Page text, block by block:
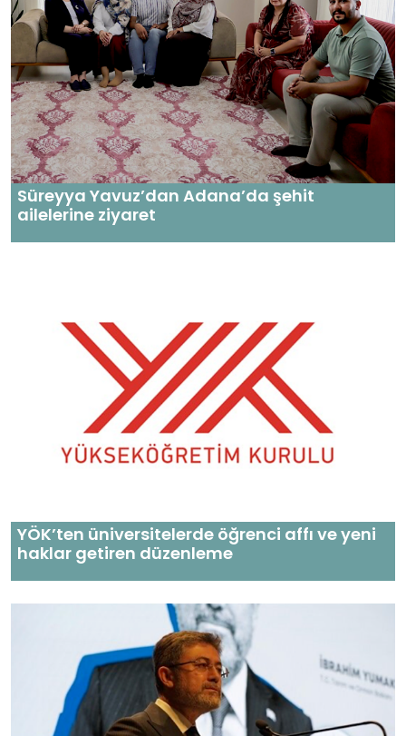
Süreyya Yavuz’dan Adana’da şehit
ailelerine ziyaret
YÖK’ten üniversitelerde öğrenci affı ve yeni
haklar getiren düzenleme